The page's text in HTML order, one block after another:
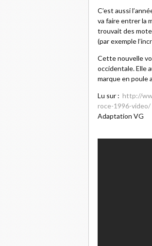
C’est aussi
va faire entrer la
trouvait des
(par exemple
Cette nouvelle
occidentale. Elle
marque en poule
Lu sur : http://
roce-1996-video/
Adaptation VG